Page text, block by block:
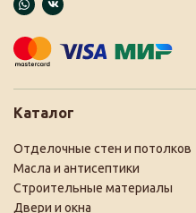
Каталог
Отделочные стен и потолков
Масла и антисептики
Строительные материалы
Двери и окна